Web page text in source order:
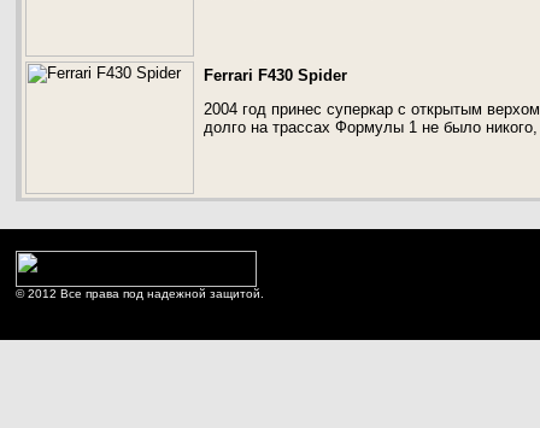
Ferrari F430 Spider
2004 год принес суперкар с открытым
долго на трассах Формулы 1 не было
© 2012 Все права под надежной защитой.